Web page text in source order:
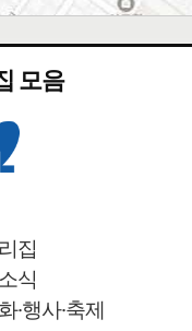
모음
집
식
·행사·축제